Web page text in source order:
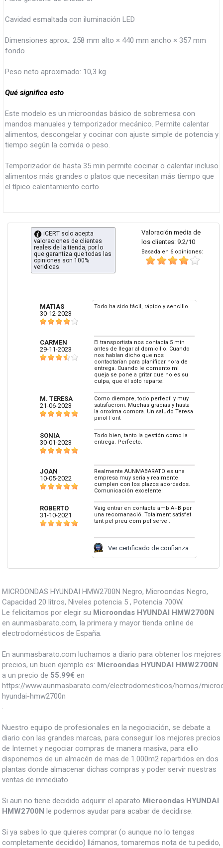
Cavidad esmaltada con iluminación LED
Dimensiones aprox.: 258 mm alto × 440 mm ancho × 357 mm
fondo
Peso neto aproximado: 10,3 kg
Qué significa esto
Este modelo es un microondas básico de sobremesa con
mandos manuales y temporizador mecánico. Permite calentar
alimentos, descongelar y cocinar con ajuste simple de potencia y
tiempo según la comida o peso.
Temporizador de hasta 35 min permite cocinar o calentar incluso
alimentos más grandes o platos que necesitan más tiempo que
el típico calentamiento corto.
Valoración media de
los clientes: 9.2/10
Basada en 6 opiniones:
iCERT solo acepta
valoraciones de clientes
reales de la tienda, por lo
que garantiza que todas las
opiniones son 100%
veridicas.
MATIAS
30-12-2023
Todo ha sido fácil, rápido y sencillo.
CARMEN
29-11-2023
El transportista nos contacta 5 min
antes de llegar al domicilio. Cuando
nos habían dicho que nos
contactarían para planificar hora de
entrega. Cuando le comento mi
queja se pone a gritar que no es su
culpa, que él sólo reparte.
M. TERESA
21-06-2023
Como diempre, todo perfecti y muy
satisfacrorii. Muchas gracias y hasta
la oroxima comora. Un saludo Teresa
piñol Font
SONIA
30-01-2023
Todo bien, tanto la gestión como la
entrega. Perfecto.
JOAN
10-05-2022
Realmente AUNMABARATO es una
empresa muy seria y realmente
cumplen con los plazos acordados.
Comunicación excelente!
ROBERTO
31-10-2021
Vaig entrar en contacte amb A+B per
una recomanació. Totalment satisfet
tant pel preu com pel servei.
Ver certificado de confianza
MICROONDAS HYUNDAI HMW2700N Negro, Microondas Negro,
Capacidad 20 litros, Niveles potencia 5 , Potencia 700W.
Le felicitamos por elegir su Microondas HYUNDAI HMW2700N
en aunmasbarato.com, la primera y mayor tienda online de
electrodomésticos de España.
En aunmasbarato.com luchamos a diario para obtener los mejores
precios, un buen ejemplo es: Microondas HYUNDAI HMW2700N
a un precio de 55.99€ en
https://www.aunmasbarato.com/electrodomesticos/hornos/
hyundai-hmw2700n
.
Nuestro equipo de profesionales en la negociación, se debate a
diario con las grandes marcas, para conseguir los mejores precios
de Internet y negociar compras de manera masiva, para ello
disponemos de un almacén de mas de 1.000m2 repartidos en dos
plantas donde almacenar dichas compras y poder servir nuestras
ventas de inmediato.
Si aun no tiene decidido adquirir el aparato Microondas HYUNDAI
HMW2700N le podemos ayudar para acabar de decidirse.
Si ya sabes lo que quieres comprar (o aunque no lo tengas
completamente decidido) llámanos, tomaremos nota de tu pedido,